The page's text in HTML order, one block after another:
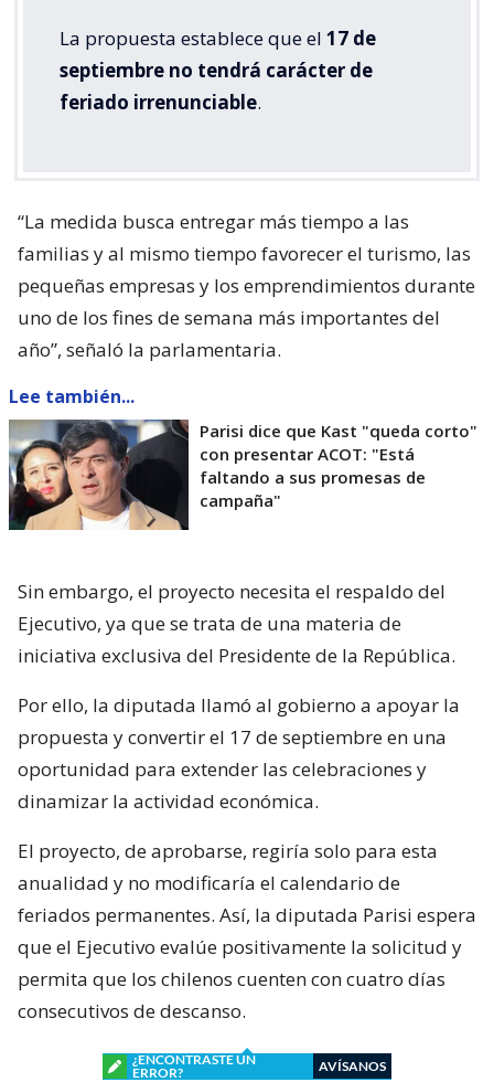
La propuesta establece que el 17 de
septiembre no tendrá carácter de
feriado irrenunciable.
“La medida busca entregar más tiempo a las
familias y al mismo tiempo favorecer el turismo, las
pequeñas empresas y los emprendimientos durante
uno de los fines de semana más importantes del
año”, señaló la parlamentaria.
Lee también...
Parisi dice que Kast "queda corto"
con presentar ACOT: "Está
faltando a sus promesas de
campaña"
Sin embargo, el proyecto necesita el respaldo del
Ejecutivo, ya que se trata de una materia de
iniciativa exclusiva del Presidente de la República.
Por ello, la diputada llamó al gobierno a apoyar la
propuesta y convertir el 17 de septiembre en una
oportunidad para extender las celebraciones y
dinamizar la actividad económica.
El proyecto, de aprobarse, regiría solo para esta
anualidad y no modificaría el calendario de
feriados permanentes. Así, la diputada Parisi espera
que el Ejecutivo evalúe positivamente la solicitud y
permita que los chilenos cuenten con cuatro días
consecutivos de descanso.
¿ENCONTRASTE UN
ERROR?
AVÍSANOS